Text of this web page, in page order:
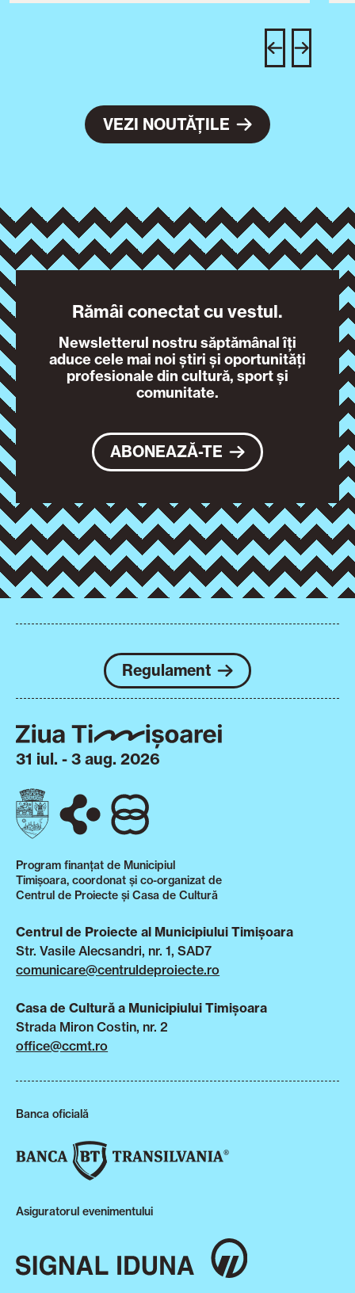
VEZI NOUTĂȚILE
Rămâi conectat cu vestul.
Newsletterul nostru săptămânal îți
aduce cele mai noi știri și oportunități
profesionale din cultură, sport și
comunitate.
ABONEAZĂ-TE
Regulament
31 iul. - 3 aug. 2026
Program finanțat de Municipiul
Timișoara, coordonat și co-organizat de
Centrul de Proiecte și Casa de Cultură
Centrul de Proiecte al Municipiului Timișoara
Str. Vasile Alecsandri, nr. 1, SAD7
comunicare@centruldeproiecte.ro
Casa de Cultură a Municipiului Timișoara
Strada Miron Costin, nr. 2
office@ccmt.ro
Banca oficială
Asiguratorul evenimentului